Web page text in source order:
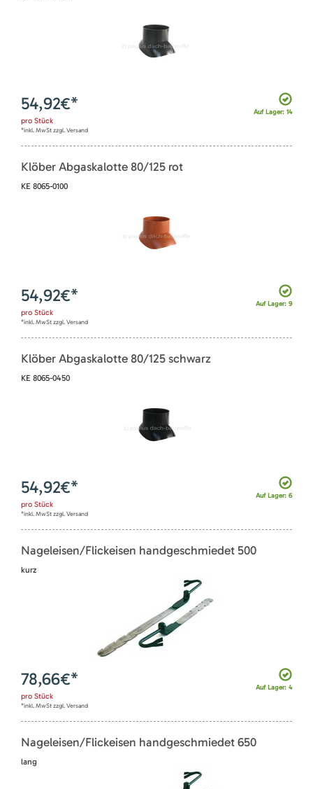
Auf Lager: 14
54,92€*
pro Stück
*inkl. MwSt zzgl. Versand
Klöber Abgaskalotte 80/125 rot
KE 8065-0100
Auf Lager: 9
54,92€*
pro Stück
*inkl. MwSt zzgl. Versand
Klöber Abgaskalotte 80/125 schwarz
KE 8065-0450
Auf Lager: 6
54,92€*
pro Stück
*inkl. MwSt zzgl. Versand
Nageleisen/Flickeisen handgeschmiedet 500
kurz
Auf Lager: 4
78,66€*
pro Stück
*inkl. MwSt zzgl. Versand
Nageleisen/Flickeisen handgeschmiedet 650
lang